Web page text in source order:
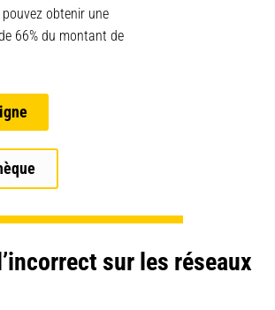
obtenir une
66% du montant de
sur les réseaux